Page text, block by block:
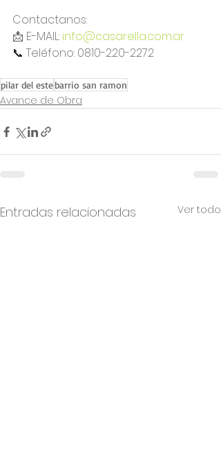
Contactanos:
📩 E-MAIL: info@casarella.com.ar
📞 Teléfono: 0810-220-2272
pilar del estebarrio san ramon
Avance de Obra
Entradas relacionadas Ver todo